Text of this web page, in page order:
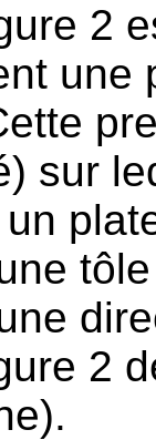
2
une
sur
2